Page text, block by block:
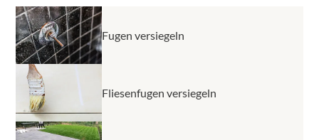
Abriebfestigkeit für Versiegelungen von
Bodenfliesenfugen.
Versiegelung enthalten. Dennoch kann es sich lohnen,
die Fliesenfugen nachträglich zu beschichten und dem
Eindringen von Nässe effektiv vorzubeugen.
Fugen versiegeln
Fliesenfugen versiegeln